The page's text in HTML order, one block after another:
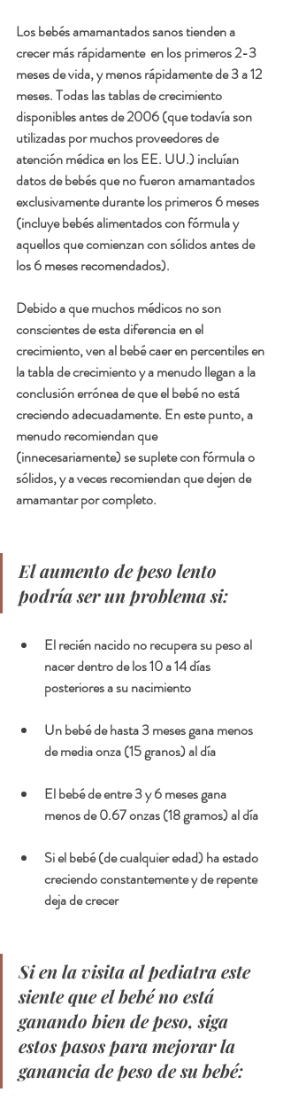
Los bebés amamantados sanos tienden a
crecer más rápidamente  en los primeros 2-3
meses de vida, y menos rápidamente de 3 a 12
meses. Todas las tablas de crecimiento
disponibles antes de 2006 (que todavía son
utilizadas por muchos proveedores de
atención médica en los EE. UU.) incluían
datos de bebés que no fueron amamantados
exclusivamente durante los primeros 6 meses
(incluye bebés alimentados con fórmula y
aquellos que comienzan con sólidos antes de
los 6 meses recomendados).
Debido a que muchos médicos no son
conscientes de esta diferencia en el
crecimiento, ven al bebé caer en percentiles en
la tabla de crecimiento y a menudo llegan a la
conclusión errónea de que el bebé no está
creciendo adecuadamente. En este punto, a
menudo recomiendan que
(innecesariamente) se suplete con fórmula o
sólidos, y a veces recomiendan que dejen de
amamantar por completo.
El aumento de peso lento
podría ser un problema si:
El recién nacido no recupera su peso al
nacer dentro de los 10 a 14 días
posteriores a su nacimiento
Un bebé de hasta 3 meses gana menos
de media onza (15 granos) al día
El bebé de entre 3 y 6 meses gana
menos de 0.67 onzas (18 gramos) al día
Si el bebé (de cualquier edad) ha estado
creciendo constantemente y de repente
deja de crecer
Si en la visita al pediatra este
siente que el bebé no está
ganando bien de peso, siga
estos pasos para mejorar la
ganancia de peso de su bebé: